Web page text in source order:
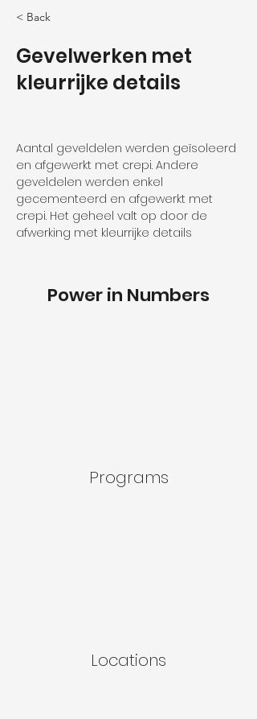
< Back
Gevelwerken met
kleurrijke details
Aantal geveldelen werden geïsoleerd
en afgewerkt met crepi. Andere
geveldelen werden enkel
gecementeerd en afgewerkt met
crepi. Het geheel valt op door de
afwerking met kleurrijke details
Power in Numbers
Programs
Locations